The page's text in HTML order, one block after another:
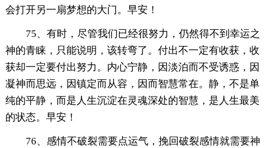
会打开另一扇梦想的大门。早安！
75、有时，尽管我们已经很努力，仍然得不到幸运之
神的青睐，只能说明，该转弯了。付出不一定有收获，收
获却一定要付出努力。内心宁静，因淡泊而不受诱惑，因
凝神而思远，因镇定而从容，因而智慧常在。静，不是单
纯的平静，而是人生沉淀在灵魂深处的智慧，是人生最美
的状态。早安！
76、感情不破裂需要点运气，挽回破裂感情就需要神